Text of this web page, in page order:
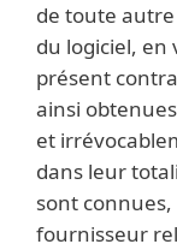
de toute
du logiciel, en
présent
ainsi
et
dans leur
sont
fournisseur